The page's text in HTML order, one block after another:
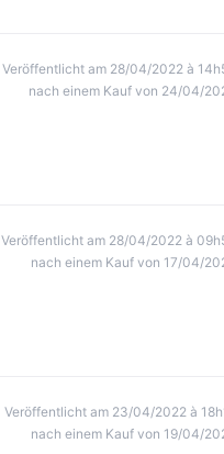
Veröffentlicht am 28/04/2022 à
nach einem Kauf von 24/04/
Veröffentlicht am 28/04/2022 à
nach einem Kauf von 17/04/
Veröffentlicht am 23/04/2022 à
nach einem Kauf von 19/04/